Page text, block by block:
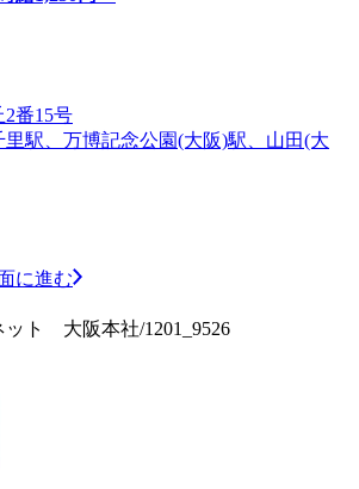
番15号
駅、万博記念公園(大阪)駅、山田(大
に進む
ット 大阪本社/1201_9526